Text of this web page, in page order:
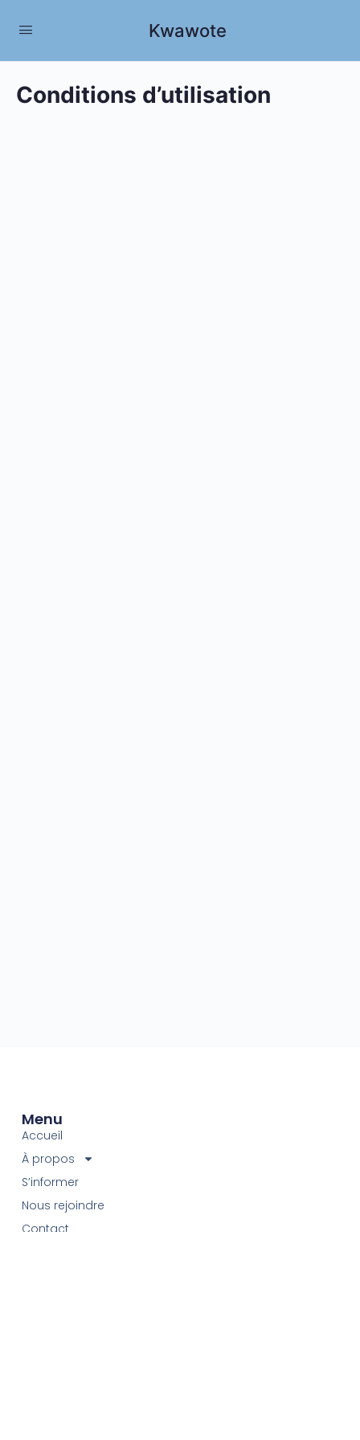
Kwawote
Conditions d’utilisation
Menu
Accueil
À propos
S’informer
Nous rejoindre
Contact